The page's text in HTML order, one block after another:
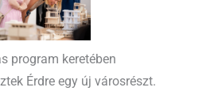
program keretében
Érdre egy új városrészt.